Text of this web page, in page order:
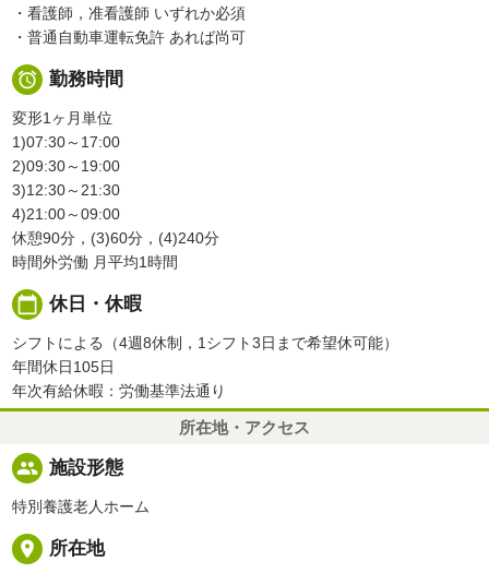
・看護師，准看護師 いずれか必須
・普通自動車運転免許 あれば尚可
 勤務時間
変形1ヶ月単位
1)07:30～17:00
2)09:30～19:00
3)12:30～21:30
4)21:00～09:00
休憩90分，(3)60分，(4)240分
時間外労働 月平均1時間
calendar_today 休日・休暇
シフトによる（4週8休制，1シフト3日まで希望休可能）
年間休日105日
年次有給休暇：労働基準法通り
所在地・アクセス
people 施設形態
特別養護老人ホーム
place 所在地